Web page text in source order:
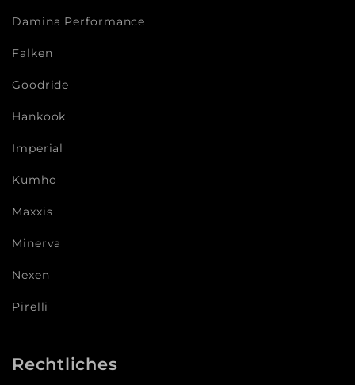
Damina Performance
Falken
Goodride
Hankook
Imperial
Kumho
Maxxis
Minerva
Nexen
Pirelli
Rechtliches